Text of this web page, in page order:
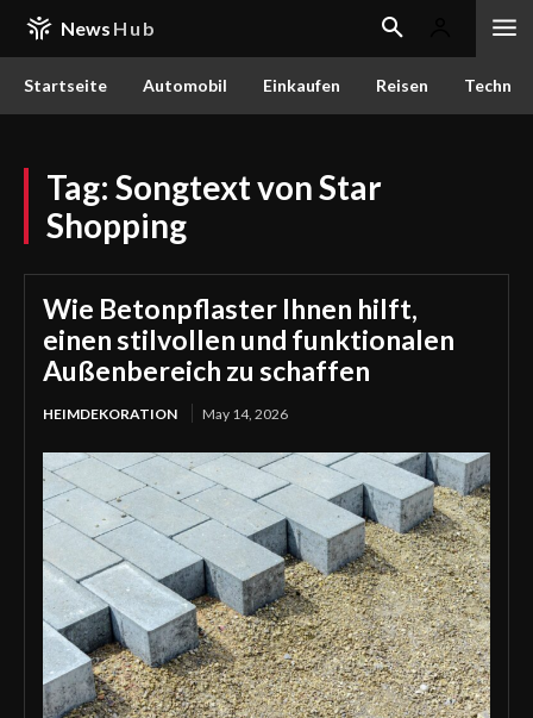
News Hub
Startseite Automobil Einkaufen Reisen Techn
Tag: Songtext von Star
Shopping
Wie Betonpflaster Ihnen hilft,
einen stilvollen und funktionalen
Außenbereich zu schaffen
HEIMDEKORATION May 14, 2026